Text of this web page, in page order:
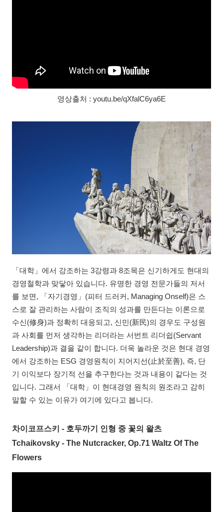
영상출처 : youtu.be/qXfalC6ya6E
「대학」에서 강조하는 3강령과 8조목은 신기하게도 현대의
경영철학과 맞닿아 있습니다. 유명한 경영 전문가들의 저서
를 보면, 「자기경영」(피터 드러커, Managing Onself)은 스
스로 잘 관리하는 사람이 조직의 성과를 만든다는 이론으로
수신(修身)과 정확히 대응되고, 신민(新民)의 경우도 구성원
과 사회를 먼저 생각하는 리더라는 서번트 리더쉽(Servant
Leadership)과 결을 같이 합니다. 더욱 놀라운 것은 현대 경영
에서 강조하는 ESG 경영원칙이 지어지선(止於至善), 즉, 단
기 이익보다 장기적 선을 추구한다는 것과 내용이 같다는 것
입니다. 그래서 「대학」이 현대경영 원칙의 원조라고 감히
말할 수 있는 이유가 여기에 있다고 봅니다.
차이코프스키 - 호두까기 인형 중 꽃의 왈츠
Tchaikovsky - The Nutcracker, Op.71 Waltz Of The
Flowers